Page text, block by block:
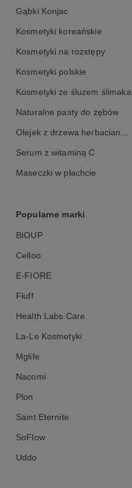
Parfum, Aqua.
Gąbki Konjac
Kosmetyki koreańskie
Kosmetyki na rozstępy
Kosmetyki polskie
Kosmetyki ze śluzem ślimaka
Naturalne pasty do zębów
Olejek z drzewa herbacianego
Serum z witaminą C
Maseczki w płachcie
Popularne marki
BIOUP
Celloo
E-FIORE
Fluff
Health Labs Care
La-Le Kosmetyki
Mglife
Nacomi
Plon
Saint Eternite
SoFlow
Uddo